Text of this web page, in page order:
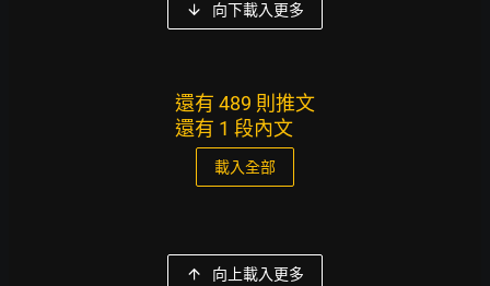
向下載入更多
還有 489 則推文
還有 1 段內文
載入全部
向上載入更多